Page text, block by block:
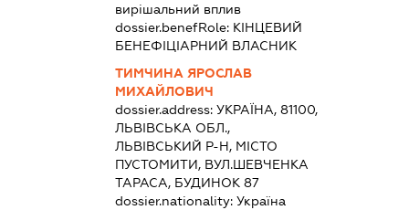
вирішальний вплив
dossier.benefRole: КІНЦЕВИЙ
БЕНЕФІЦІАРНИЙ ВЛАСНИК
ТИМЧИНА ЯРОСЛАВ
МИХАЙЛОВИЧ
dossier.address:УКРАЇНА, 81100,
ЛЬВІВСЬКА ОБЛ.,
ЛЬВІВСЬКИЙ Р-Н, МІСТО
ПУСТОМИТИ, ВУЛ.ШЕВЧЕНКА
ТАРАСА, БУДИНОК 87
dossier.nationality:Україна